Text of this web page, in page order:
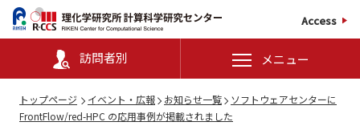
Access
訪問者別 メニュー
トップページ イベント・広報 お知らせ一覧
ソフトウェアセンターに
FrontFlow/red-HPC の応用事例が掲載されました